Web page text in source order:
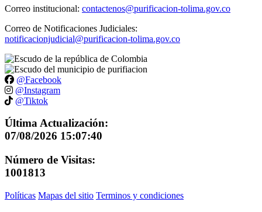
Correo institucional: contactenos@purificacion-tolima.gov.co
Correo de Notificaciones Judiciales:
notificacionjudicial@purificacion-tolima.gov.co
@Facebook
@Instagram
@Tiktok
Última Actualización:
07/08/2026 15:07:40
Número de Visitas:
1001813
Políticas Mapas del sitio Terminos y condiciones